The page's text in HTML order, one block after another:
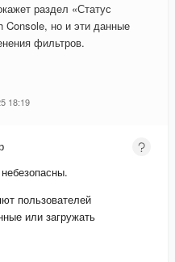
раздел «Статус
Console, но и эти данные
фильтров.
18:19
пользователей
или загружать